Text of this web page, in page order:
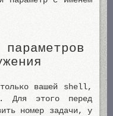
вашей shell,
Для этого перед
номер задачи, у